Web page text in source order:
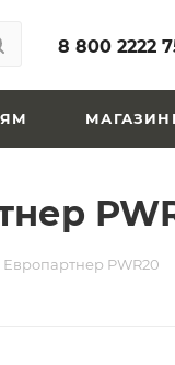
8 800 2222
PWR20